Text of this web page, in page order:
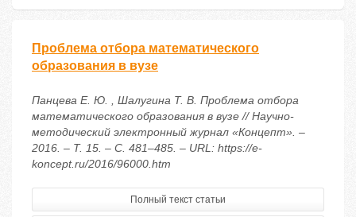
Проблема отбора математического
образования в вузе
Панцева Е. Ю. , Шалугина Т. В. Проблема отбора
математического образования в вузе // Научно-
методический электронный журнал «Концепт». –
2016. – Т. 15. – С. 481–485. – URL: https://e-
koncept.ru/2016/96000.htm
Полный текст статьи